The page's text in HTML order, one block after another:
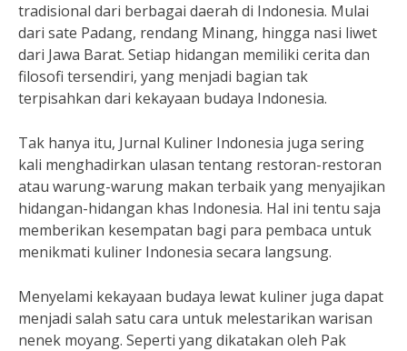
tradisional dari berbagai daerah di Indonesia. Mulai
dari sate Padang, rendang Minang, hingga nasi liwet
dari Jawa Barat. Setiap hidangan memiliki cerita dan
filosofi tersendiri, yang menjadi bagian tak
terpisahkan dari kekayaan budaya Indonesia.
Tak hanya itu, Jurnal Kuliner Indonesia juga sering
kali menghadirkan ulasan tentang restoran-restoran
atau warung-warung makan terbaik yang menyajikan
hidangan-hidangan khas Indonesia. Hal ini tentu saja
memberikan kesempatan bagi para pembaca untuk
menikmati kuliner Indonesia secara langsung.
Menyelami kekayaan budaya lewat kuliner juga dapat
menjadi salah satu cara untuk melestarikan warisan
nenek moyang. Seperti yang dikatakan oleh Pak